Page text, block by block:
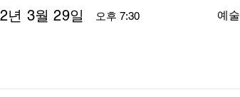
오후 7:30
년 3월 29일 예